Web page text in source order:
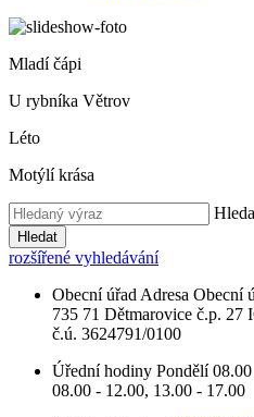
Mladí čápi
U rybníka Větrov
Léto
Motýlí krása
Hledat
rozšířené vyhledávání
Obecní úřad Adresa Obecní
735 71 Dětmarovice č.p. 27
č.ú. 3624791/0100
Úřední hodiny Pondělí
08.00 - 12.00, 13.00 - 17.00